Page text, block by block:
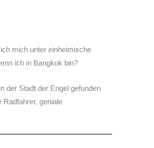
mich unter einheimische
ich in Bangkok bin?
der Stadt der Engel gefunden
Radfahrer, geniale